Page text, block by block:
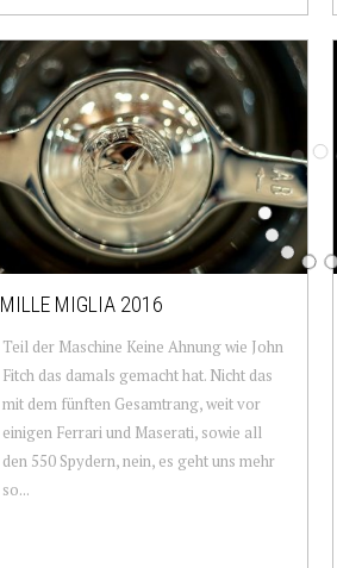
MILLE MIGLIA 2016
Teil der Maschine Keine Ahnung wie John
Fitch das damals gemacht hat. Nicht das
mit dem fünften Gesamtrang, weit vor
einigen Ferrari und Maserati, sowie all
den 550 Spydern, nein, es geht uns mehr
so...